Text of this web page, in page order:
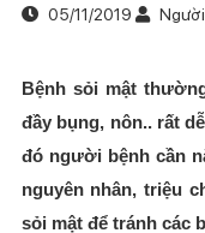
05/11/2019
Bệnh sỏi mật
đầy bụng, nôn.. rất
đó người bệnh cần
nguyên nhân, triệu
sỏi mật để tránh các